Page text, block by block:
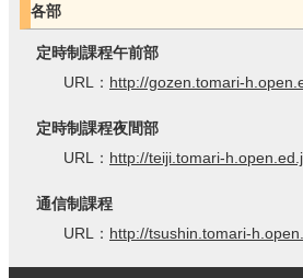
各部
定時制課程午前部
URL： http://gozen.tomari-
定時制課程夜間部
URL： http://teiji.tomari-
通信制課程
URL： http://tsushin.tomari-